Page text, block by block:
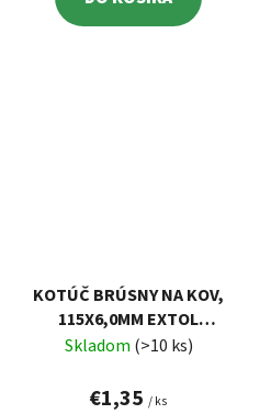
KOTÚČ BRÚSNY NA KOV,
115X6,0MM EXTOL
8808700
Skladom (>10 ks)
€1,35 / ks